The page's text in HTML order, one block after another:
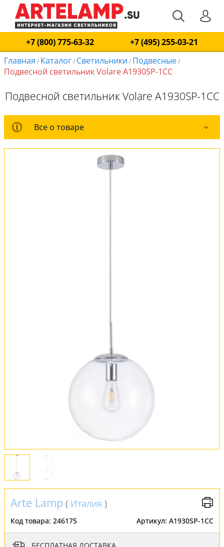
+7 (800) 775-63-32
+7 (495) 255-03-21
Главная / Каталог/ Светильники / Подвесные/
Подвесной светильник Volare A1930SP-1CC
Подвесной светильник Volare A1930SP-1CC
Все о товаре
Все о товаре
Arte Lamp ( Италия )
Код товара: 246175 Артикул: A1930SP-1CC
БЕСПЛАТНАЯ ДОСТАВКА